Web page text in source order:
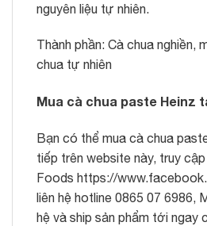
nguyên liệu tự nhiên.
Thành phần: Cà chua nghiền,
chua tự nhiên
Mua cà chua paste Heinz
Bạn có thể mua cà chua
tiếp trên website này, truy cập
Foods https://
liên hệ hotline 0865 07 6986,
hệ và ship sản phẩm tới ngay